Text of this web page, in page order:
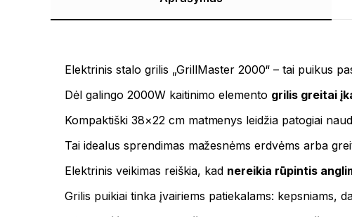
Elektrinis stalo grilis „GrillMaster 2000“ – tai puikus
Dėl galingo 2000W kaitinimo elemento grilis greitai
Kompaktiški 38×22 cm matmenys leidžia patogiai
Tai idealus sprendimas mažesnėms erdvėms arba
Elektrinis veikimas reiškia, kad nereikia rūpintis
Grilis puikiai tinka įvairiems patiekalams: kepsniams,